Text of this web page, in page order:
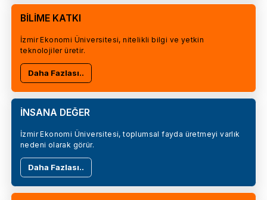
BİLİME KATKI
İzmir Ekonomi Üniversitesi, nitelikli bilgi ve yetkin
teknolojiler üretir.
Daha Fazlası..
İNSANA DEĞER
İzmir Ekonomi Üniversitesi, toplumsal fayda üretmeyi varlık
nedeni olarak görür.
Daha Fazlası..